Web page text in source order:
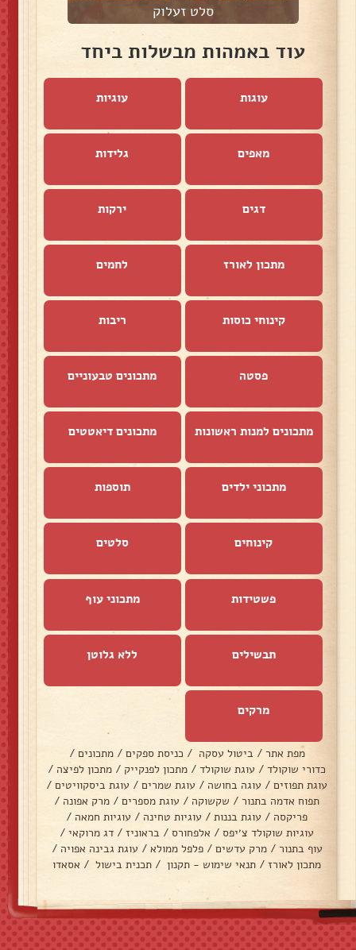
סלט זעלוק
עוד באמהות מבשלות ביחד
עוגות עוגיות
מאפים גלידות
דגים ירקות
מתכון לאורז לחמים
קינוחי כוסות ריבות
פסטה מתכונים טבעוניים
מתכונים למנות ראשונות מתכונים דיאטטים
מתכוני ילדים תוספות
קינוחים סלטים
פשטידות מתכוני עוף
תבשילים ללא גלוטן
מרקים
מפת אתר / ביטול עסקה / כניסת ספקים / מתכונים /
כדורי שוקולד / עוגת שוקולד / מתכון לפנקייק / מתכון לפיצה /
עוגת תפוזים / עוגה בחושה / עוגת שמרים / עוגת ביסקוויטים /
תפוח אדמה בתנור / שקשוקה / עוגת מספרים / מרק אפונה /
פריקסה / עוגת בננות / עוגיות טחינה / עוגיות חמאה /
עוגיות שוקולד צ׳יפס / אלפחורס / בראוניז / דג מרוקאי /
עוף בתנור / מרק עדשים / פלפל ממולא / עוגת גבינה אפויה /
מתכון לאורז / תנאי שימוש - תקנון / תכנית בישול / אסאדו